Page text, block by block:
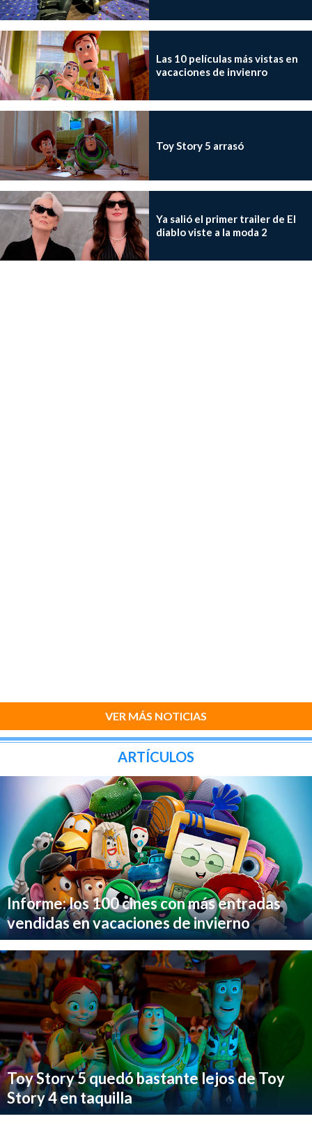
Las 10 películas más vistas en
vacaciones de invienro
Toy Story 5 arrasó
Ya salió el primer trailer de El
diablo viste a la moda 2
VER MÁS NOTICIAS
ARTÍCULOS
Informe: los 100 cines con más entradas
vendidas en vacaciones de invierno
Toy Story 5 quedó bastante lejos de Toy
Story 4 en taquilla